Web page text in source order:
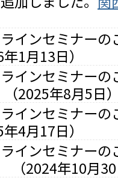
ラインセミナー
年1月13日）
ラインセミナー
（2025年8月5日
ラインセミナー
年4月17日）
ラインセミナー
（2024年10月